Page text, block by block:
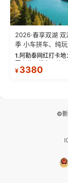
2026·春享双湖
季 小车拼车、纯玩
1.阿勒泰网红打卡
军山落日缆车，体
将军山，夕阳派对
¥ 3380
©新